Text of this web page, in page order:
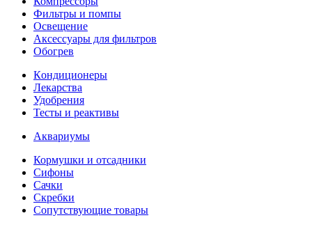
Фильтры и помпы
Освещение
Аксессуары для фильтров
Обогрев
Кoндиционеры
Лекарства
Удобрения
Тесты и реактивы
Аквaриумы
Кормушки и отсадники
Сифоны
Сачки
Скребки
Сопутствующие товары